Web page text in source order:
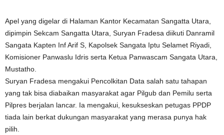
Apel yang digelar di Halaman Kantor Kecamatan Sangatta Utara,
dipimpin Sekcam Sangatta Utara, Suryan Fradesa diikuti Danramil
Sangata Kapten Inf Arif S, Kapolsek Sangata Iptu Selamet Riyadi,
Komisioner Panwaslu Idris serta Ketua Panwascam Sangata Utara,
Mustatho.
Suryan Fradesa mengakui Pencolkitan Data salah satu tahapan
yang tak bisa diabaikan masyarakat agar Pilgub dan Pemilu serta
Pilpres berjalan lancar. Ia mengakui, kesukseskan petugas PPDP
tiada lain berkat dukungan masyarakat yang merasa punya hak
pilih.